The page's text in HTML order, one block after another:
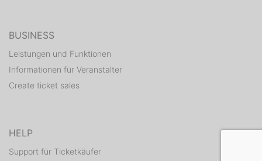
BUSINESS
Leistungen und Funktionen
Informationen für Veranstalter
Create ticket sales
HELP
Support für Ticketkäufer